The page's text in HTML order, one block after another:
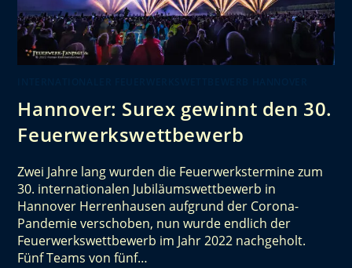
Hannover: Surex gewinnt den 30.
Feuerwerkswettbewerb
Zwei Jahre lang wurden die Feuerwerkstermine zum
30. internationalen Jubiläumswettbewerb in
Hannover Herrenhausen aufgrund der Corona-
Pandemie verschoben, nun wurde endlich der
Feuerwerkswettbewerb im Jahr 2022 nachgeholt.
Fünf Teams von fünf…